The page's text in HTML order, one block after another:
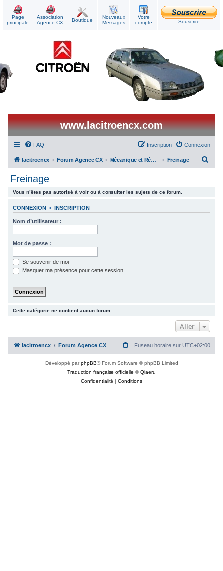
Page
principale
Association
Agence CX
Boutique
Nouveaux
Messages
Votre
compte
Souscrire
www.lacitroencx.com
FAQ Connexion
Inscription
lacitroencx Forum Agence CX Mécanique et Réparations Freinage
Freinage
Vous n’êtes pas autorisé à voir ou à consulter les sujets de ce forum.
CONNEXION • INSCRIPTION
Nom d’utilisateur :
Mot de passe :
Se souvenir de moi
Masquer ma présence pour cette session
Cette catégorie ne contient aucun forum.
Aller
lacitroencx Forum Agence CX Fuseau horaire sur UTC+02:00
Développé parphpBB® Forum Software © phpBB Limited
Traduction française officielle ©Qiaeru
Confidentialité | Conditions